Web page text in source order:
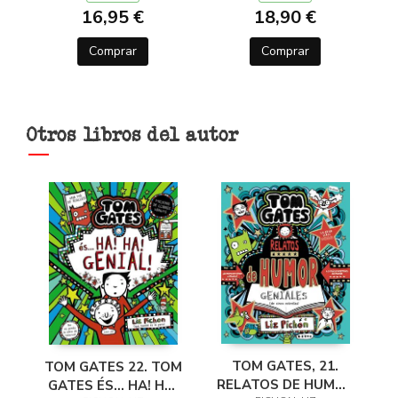
16,95 €
Comprar
18,90 €
Comprar
Otros libros del autor
TOM GATES 22. TOM
GATES ÉS... HA! HA!
TOM GATES, 21.
RELATOS DE HUMOR